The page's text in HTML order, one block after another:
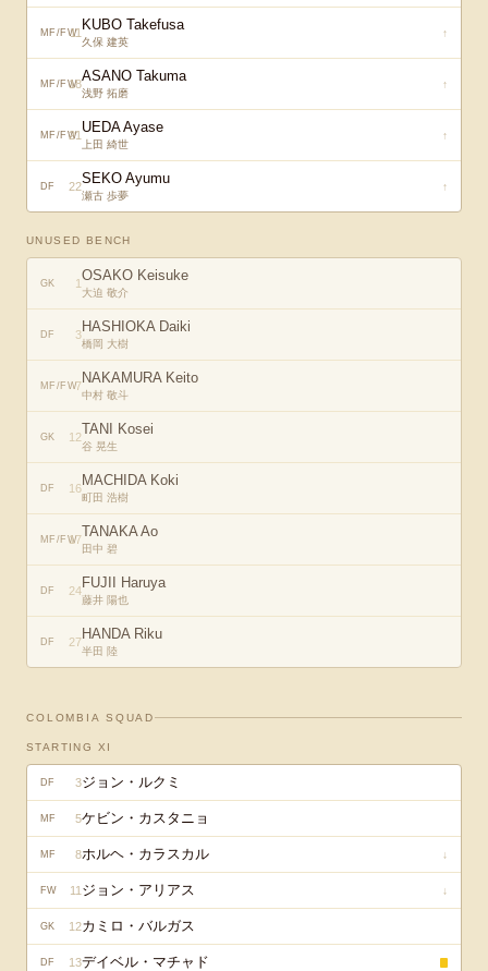
MF/FW
11 KUBO Takefusa
久保 建英
↑
MF/FW
18ASANO Takuma
浅野 拓磨
↑
MF/FW
21 UEDA Ayase
上田 綺世
↑
DF 22SEKO Ayumu
瀬古 歩夢
↑
UNUSED BENCH
GK 1OSAKO Keisuke
大迫 敬介
DF 3HASHIOKA Daiki
橋岡 大樹
MF/FW7NAKAMURA Keito
中村 敬斗
GK 12TANI Kosei
谷 晃生
DF 16MACHIDA Koki
町田 浩樹
MF/FW
17TANAKA Ao
田中 碧
DF 24FUJII Haruya
藤井 陽也
DF 27HANDA Riku
半田 陸
COLOMBIA SQUAD
STARTING XI
DF 3ジョン・ルクミ
MF 5ケビン・カスタニョ
MF 8ホルヘ・カラスカル ↓
FW 11 ジョン・アリアス ↓
GK 12カミロ・バルガス
DF 13デイベル・マチャド